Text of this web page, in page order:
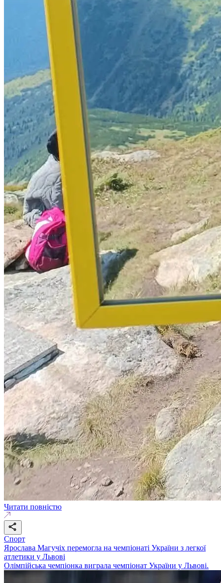
Читати повністю
Спорт
Ярослава Магучіх перемогла на чемпіонаті України з легкої
атлетики у Львові
Олімпійська чемпіонка виграла чемпіонат України у Львові.